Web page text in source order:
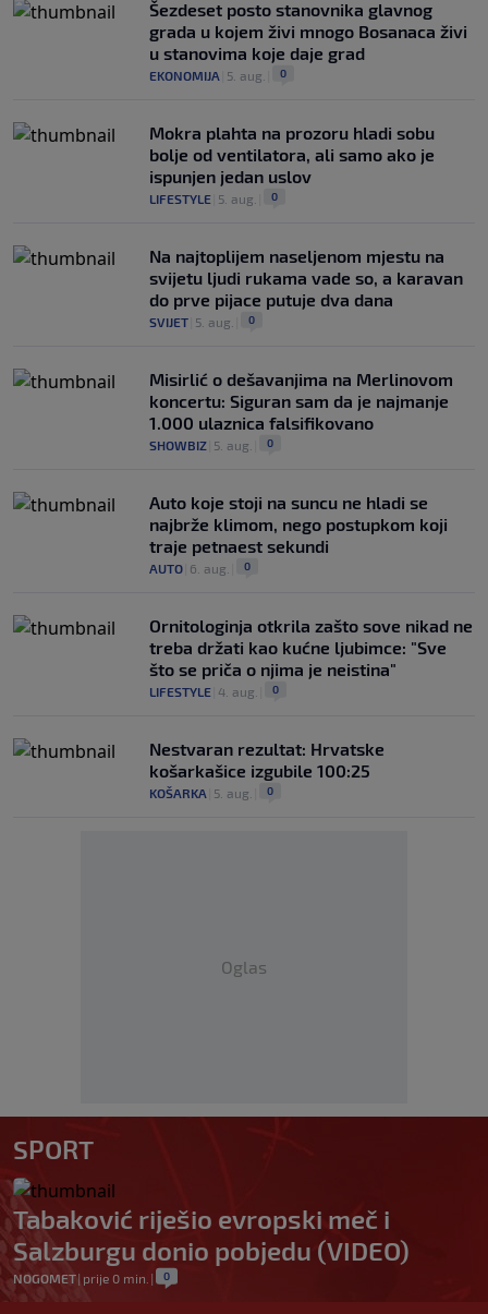
Šezdeset posto stanovnika glavnog
grada u kojem živi mnogo Bosanaca živi
u stanovima koje daje grad
EKONOMIJA 5. aug. 0
Mokra plahta na prozoru hladi sobu
bolje od ventilatora, ali samo ako je
ispunjen jedan uslov
LIFESTYLE 5. aug. 0
Na najtoplijem naseljenom mjestu na
svijetu ljudi rukama vade so, a karavan
do prve pijace putuje dva dana
SVIJET 5. aug. 0
Misirlić o dešavanjima na Merlinovom
koncertu: Siguran sam da je najmanje
1.000 ulaznica falsifikovano
SHOWBIZ 5. aug. 0
Auto koje stoji na suncu ne hladi se
najbrže klimom, nego postupkom koji
traje petnaest sekundi
AUTO 6. aug. 0
Ornitologinja otkrila zašto sove nikad ne
treba držati kao kućne ljubimce: "Sve
što se priča o njima je neistina"
LIFESTYLE 4. aug. 0
Nestvaran rezultat: Hrvatske
košarkašice izgubile 100:25
KOŠARKA 5. aug. 0
Oglas
SPORT
Tabaković riješio evropski meč i
Salzburgu donio pobjedu (VIDEO)
NOGOMET| prije 0 min. | 0